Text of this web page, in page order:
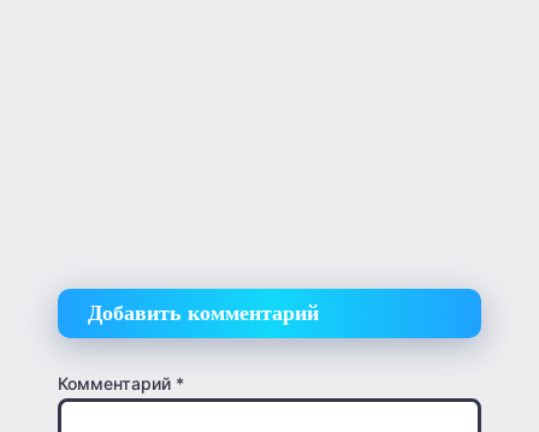
Добавить комментарий
Комментарий *